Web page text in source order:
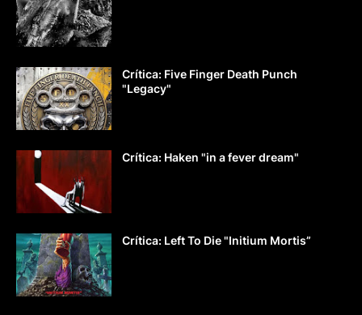
Crítica: Five Finger Death Punch
"Legacy"
Crítica: Haken "in a fever dream"
Crítica: Left To Die "Initium Mortis”